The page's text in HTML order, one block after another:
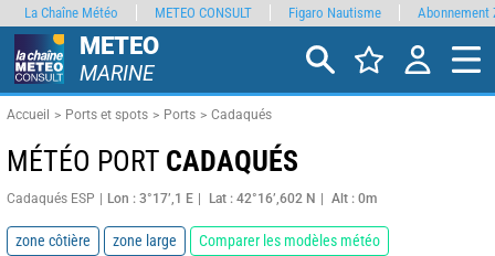
METEO
MARINE
Accueil Ports et spots Ports Cadaqués
MÉTÉO PORT CADAQUÉS
Cadaqués ESP Lon : 3°17’,1 E Lat : 42°16’,602 N Alt : 0m
zone côtière zone large Comparer les modèles météo
La Chaîne Météo METEO CONSULT Figaro Nautisme Abonnement